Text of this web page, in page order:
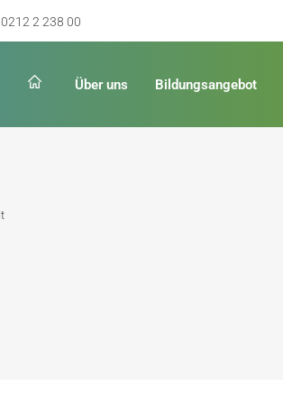
0212 2 238 00
Über uns Bildungsangebot